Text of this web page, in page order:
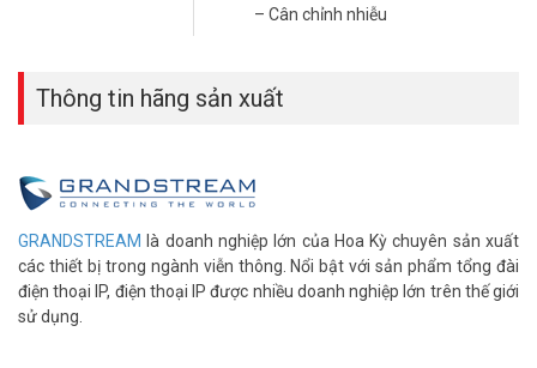
– Cân chỉnh nhiễu
Thông tin hãng sản xuất
GRANDSTREAM là doanh nghiệp lớn của Hoa Kỳ chuyên sản xuất
các thiết bị trong ngành viễn thông. Nổi bật với sản phẩm tổng đài
điện thoại IP, điện thoại IP được nhiều doanh nghiệp lớn trên thế giới
sử dụng.